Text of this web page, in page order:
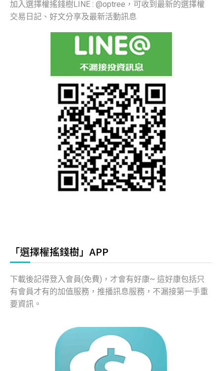
加入選擇權搖錢樹LINE : @optree，可收到最新的選擇權
交易日記、好文分享及最新活動訊息
「選擇權搖錢樹」APP
下載後記得登入會員(免費)，才會有好康~ 這好康包括只
有會員才有的加值服務，推播訊息服務，不漏接第一手重
要資訊。